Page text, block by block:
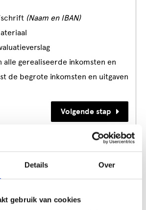
Details Over
gebruik van cookies
(Naam en IBAN)
alle gerealiseerde inkomsten en
de begrote inkomsten en uitgaven
Volgende stap